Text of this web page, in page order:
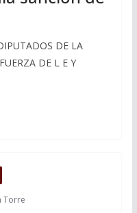
DE LA
DE L E Y
Torre